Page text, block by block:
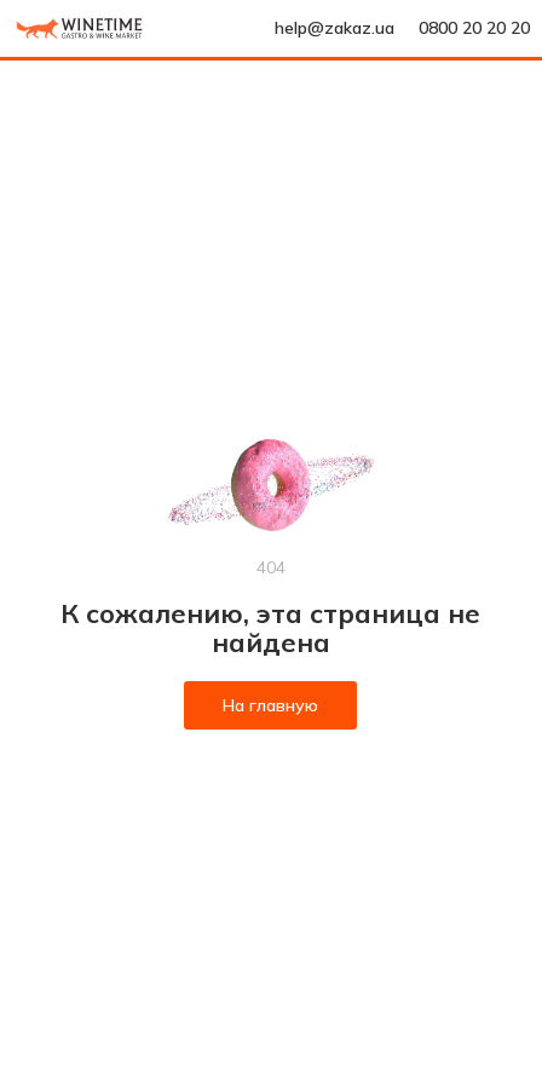
help@zakaz.ua 0800 20 20 20
404
К сожалению, эта страница не
найдена
На главную